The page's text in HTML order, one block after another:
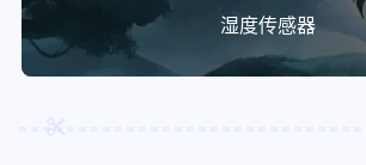
湿度传感器